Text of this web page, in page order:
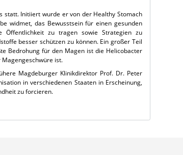
statt. Initiiert wurde er von der Healthy Stomach
widmet, das Bewusstsein für einen gesunden
Öffentlichkeit zu tragen sowie Strategien zu
besser schützen zu können. Ein großer Teil
Bedrohung für den Magen ist die Helicobacter
ist.
Magdeburger Klinikdirektor Prof. Dr. Peter
in verschiedenen Staaten in Erscheinung,
zu forcieren.